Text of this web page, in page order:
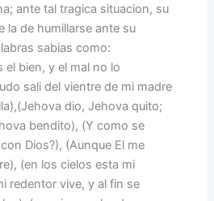
ante tal tragica situacion, su
la de humillarse ante su
sabias como:
el bien, y el mal no lo
sali del vientre de mi madre
dio, Jehova quito;
bendito), (Y como se
Dios?), (Aunque El me
(en los cielos esta mi
redentor vive, y al fin se